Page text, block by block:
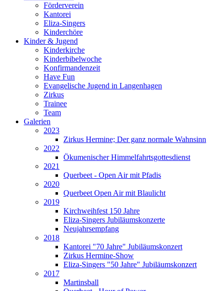
Förderverein
Kantorei
Eliza-Singers
Kinderchöre
Kinder & Jugend
Kinderkirche
Kinderbibelwoche
Konfirmandenzeit
Have Fun
Evangelische Jugend in Langenhagen
Zirkus
Trainee
Team
Galerien
2023
Zirkus Hermine; Der ganz normale Wahnsinn
2022
Ökumenischer Himmelfahrtsgottesdienst
2021
Querbeet - Open Air mit Pfadis
2020
Querbeet Open Air mit Blaulicht
2019
Kirchweihfest 150 Jahre
Eliza-Singers Jubiläumskonzerte
Neujahrsempfang
2018
Kantorei "70 Jahre" Jubiläumskonzert
Zirkus Hermine-Show
Eliza-Singers "50 Jahre" Jubiläumskonzert
2017
Martinsball